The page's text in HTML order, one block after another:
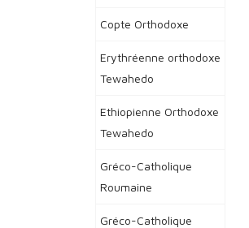
Copte Orthodoxe
Erythréenne orthodoxe
Tewahedo
Ethiopienne Orthodoxe
Tewahedo
Gréco-Catholique
Roumaine
Gréco-Catholique